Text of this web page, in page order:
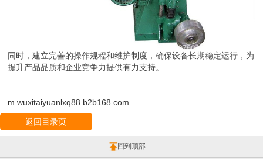
同时，建立完善的操作规程和维护制度，确保设备长期稳定运行，为
提升产品品质和企业竞争力提供有力支持。
m.wuxitaiyuanlxq88.b2b168.com
返回目录页
回到顶部